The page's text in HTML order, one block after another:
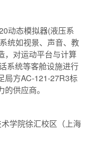
动态模拟器(液压系
统如视景、声音、教
对运动平台与计算
系统等客舱设施进行
局方AC-121-27R3标
供应商。
学院徐汇校区（上海